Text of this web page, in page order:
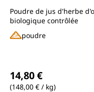
Poudre de jus d'herbe
biologique contrôlée
poudre
14,80 €
(148,00 € / kg)